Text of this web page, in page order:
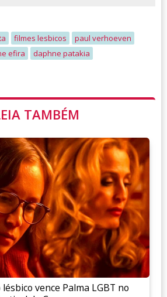
filmes lesbicos
paul verhoeven
efira
daphne patakia
TAMBÉM
vence Palma LGBT no